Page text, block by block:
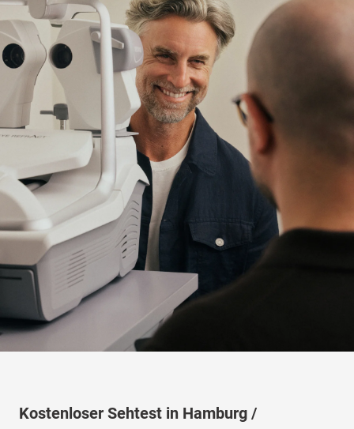
Kostenloser Sehtest in Hamburg /